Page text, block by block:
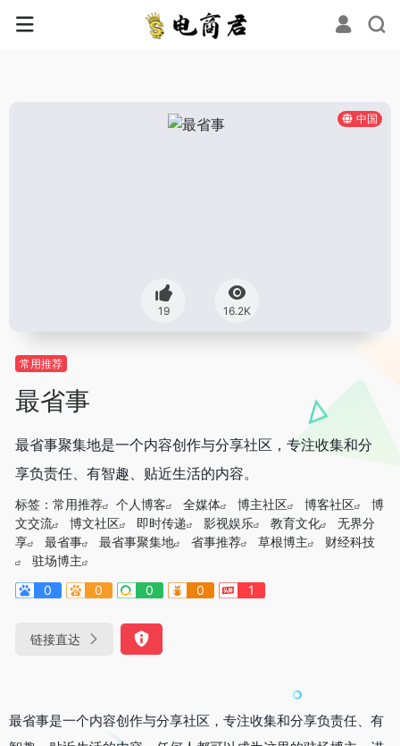
中国
19 16.2K
常用推荐
最省事
最省事聚集地是一个内容创作与分享社区，专注收集和分
享负责任、有智趣、贴近生活的内容。
标签： 常用推荐 个人博客 全媒体 博主社区 博客社区
博
文交流
博文社区 即时传递 影视娱乐 教育文化
无界分
享
最省事 最省事聚集地 省事推荐 草根博主
财经科技
驻场博主
0
0 0 0 1
链接直达
最省事是一个内容创作与分享社区，专注收集和分享负责任、有